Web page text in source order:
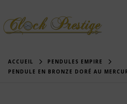
ACCUEIL
PENDULES EMPIRE
PENDULE EN BRONZE DORÉ AU